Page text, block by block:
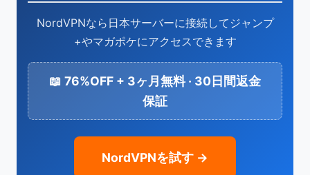
NordVPNなら日本サーバーに接続してジャンプ
+やマガポケにアクセスできます
📖 76%OFF + 3ヶ月無料 · 30日間返金
保証
NordVPNを試す →